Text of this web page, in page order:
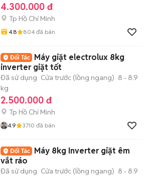
4.300.000 đ
Tp Hồ Chí Minh
4.8 804 đã bán
Máy giặt electrolux 8kg
inverter giặt tốt
Đã sử dụng Cửa trước (lồng ngang) 8 - 8.9
kg
2.500.000 đ
Tp Hồ Chí Minh
4.9 3710 đã bán
Máy 8kg Inverter giặt êm
vắt ráo
Đã sử dụng Cửa trước (lồng ngang) 8 - 8.9